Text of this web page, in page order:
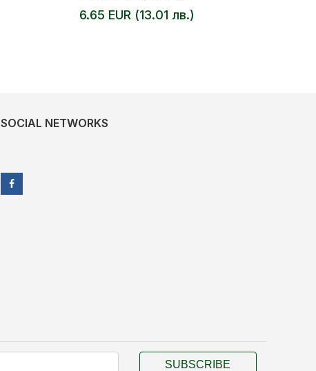
6.65 EUR (13.01 лв.)
SOCIAL NETWORKS
SUBSCRIBE